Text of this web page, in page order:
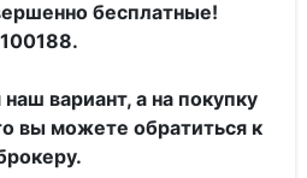
бесплатные!
вариант, а на покупку
вы можете обратиться к